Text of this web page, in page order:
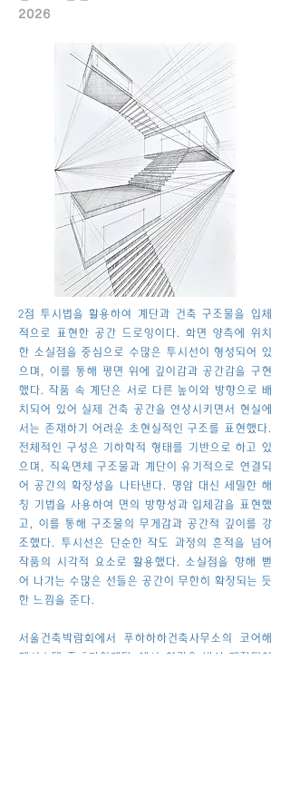
2026
2점 투시법을 활용하여 계단과 건축 구조물을 입체
적으로 표현한 공간 드로잉이다. 화면 양측에 위치
한 소실점을 중심으로 수많은 투시선이 형성되어 있
으며, 이를 통해 평면 위에 깊이감과 공간감을 구현
했다. 작품 속 계단은 서로 다른 높이와 방향으로 배
치되어 있어 실제 건축 공간을 연상시키면서 현실에
서는 존재하기 어려운 초현실적인 구조를 표현했다.
전체적인 구성은 기하학적 형태를 기반으로 하고 있
으며, 직육면체 구조물과 계단이 유기적으로 연결되
어 공간의 확장성을 나타낸다. 명암 대신 세밀한 해
칭 기법을 사용하여 면의 방향성과 입체감을 표현했
고, 이를 통해 구조물의 무게감과 공간적 깊이를 강
조했다. 투시선은 단순한 작도 과정의 흔적을 넘어
작품의 시각적 요소로 활용했다. 소실점을 향해 뻗
어 나가는 수많은 선들은 공간이 무한히 확장되는 듯
한 느낌을 준다.
서울건축박람회에서 푸하하하건축사무소의 코어해
제시스템 중 「가위계단」에서 영감을 받아 제작되었